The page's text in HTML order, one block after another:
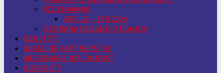
VZDELÁVANIA
SVIT, 26. - 27.9.2024
OCHRANA OSOBNÝCH ÚDAJOV
BENEFITY
SOCIÁLNE PARTNERSTVO
MEDZINÁRODNÁ ČINNOSŤ
KONTAKTY